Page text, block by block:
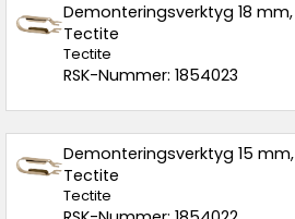
Demonteringsverktyg 18 mm,
Tectite
Tectite
RSK-Nummer: 1854023
Demonteringsverktyg 15 mm,
Tectite
Tectite